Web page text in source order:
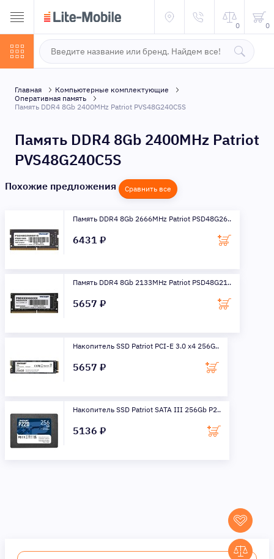
0 0
Главная
Компьютерные комплектующие
Оперативная память
Память DDR4 8Gb 2400MHz Patriot PVS48G240C5S
Память DDR4 8Gb 2400MHz Patriot
PVS48G240C5S
Похожие предложения Сравнить все
Память DDR4 8Gb 2666MHz Patriot PSD48G26..
6431 ₽
Память DDR4 8Gb 2133MHz Patriot PSD48G21..
5657 ₽
Накопитель SSD Patriot PCI-E 3.0 x4 256G..
5657 ₽
Накопитель SSD Patriot SATA III 256Gb P2..
5136 ₽